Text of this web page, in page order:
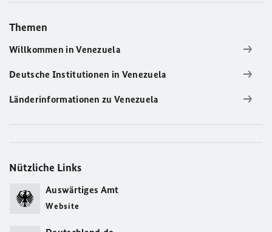
Themen
Willkommen in Venezuela
Deutsche Institutionen in Venezuela
Länderinformationen zu Venezuela
Nützliche Links
Auswärtiges Amt
Website